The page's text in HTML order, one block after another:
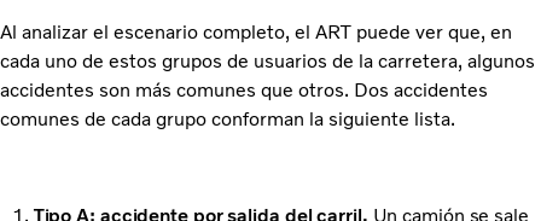
Al analizar el escenario completo, el ART puede ver que, en
cada uno de estos grupos de usuarios de la carretera, algunos
accidentes son más comunes que otros. Dos accidentes
comunes de cada grupo conforman la siguiente lista.
Tipo A: accidente por salida del carril. Un camión se sale